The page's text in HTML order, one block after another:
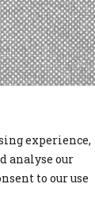
experience,
analyse our
to our use